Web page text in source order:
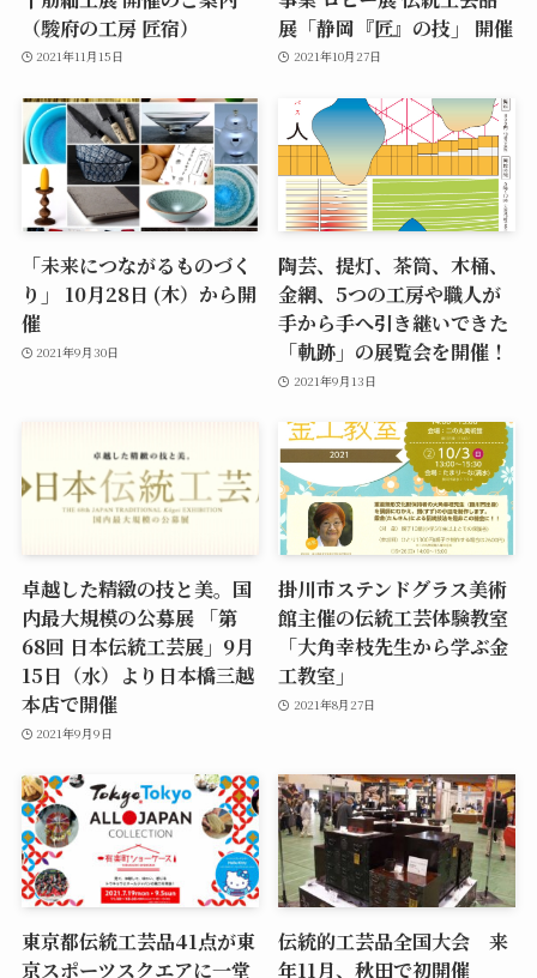
（駿府の工房 匠宿）
2021年11月15日
展「静岡『匠』の技」 開催
2021年10月27日
「未来につながるものづく
り」 10月28日 (木）から開
催
2021年9月30日
陶芸、提灯、茶筒、木桶、
金網、5つの工房や職人が
手から手へ引き継いできた
「軌跡」の展覧会を開催！
2021年9月13日
卓越した精緻の技と美。国
内最大規模の公募展 「第
68回 日本伝統工芸展」9月
15日（水）より日本橋三越
本店で開催
2021年9月9日
掛川市ステンドグラス美術
館主催の伝統工芸体験教室
「大角幸枝先生から学ぶ金
工教室」
2021年8月27日
東京都伝統工芸品41点が東
京スポーツスクエアに一堂
伝統的工芸品全国大会 来
年11月、秋田で初開催